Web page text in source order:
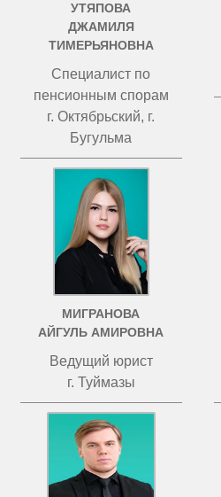
УТЯПОВА
ДЖАМИЛЯ
ТИМЕРЬЯНОВНА
Специалист по
пенсионным спорам
г. Октябрьский, г.
Бугульма
МИГРАНОВА
АЙГУЛЬ АМИРОВНА
Ведущий юрист
г. Туймазы